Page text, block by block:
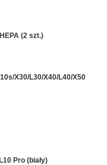
(2 szt.)
X30/L30/X40/L40/X50
Pro (biały)